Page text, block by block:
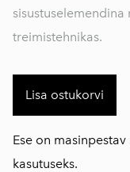
sisustuselemendina
treimistehnikas.
Lisa ostukorvi
Ese on
kasutuseks.